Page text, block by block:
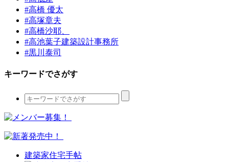
#高橋 優太
#高塚章夫
#高橋沙耶、
#高池葉子建築設計事務所
#黒川泰司
キーワードでさがす
建築家住宅手帖